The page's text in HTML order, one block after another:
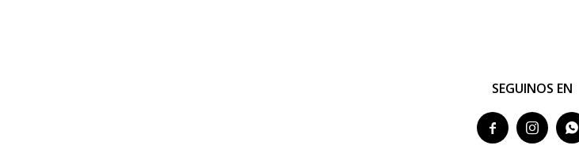
SEGUINOS EN
  